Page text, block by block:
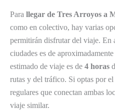
Para llegar de Tres Arroyos a
como en colectivo, hay varias
permitirán disfrutar del viaje. En
ciudades es de aproximadamente
estimado de viaje es de 4 horas
rutas y del tráfico. Si optas por
regulares que conectan ambas
viaje similar.